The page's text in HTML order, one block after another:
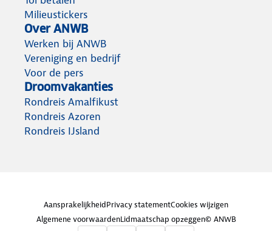
Milieustickers
Over ANWB
Werken bij ANWB
Vereniging en bedrijf
Voor de pers
Droomvakanties
Rondreis Amalfikust
Rondreis Azoren
Rondreis IJsland
AansprakelijkheidPrivacy statementCookies wijzigen
Algemene voorwaardenLidmaatschap opzeggen© ANWB